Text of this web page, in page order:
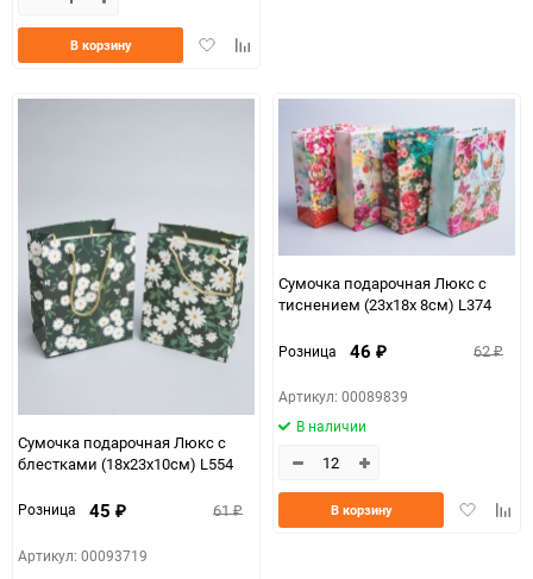
ДобавитьДобавить
В корзину
Сумочка подарочная Люкс с
блестками (18x23x10см) L554
Розница 45 ₽ 61₽
Артикул: 00093719
Сумочка подарочная Люкс с
тиснением (23х18х 8см) L374
Розница 46 ₽ 62₽
Артикул: 00089839
В наличии
Добавить
В корзину